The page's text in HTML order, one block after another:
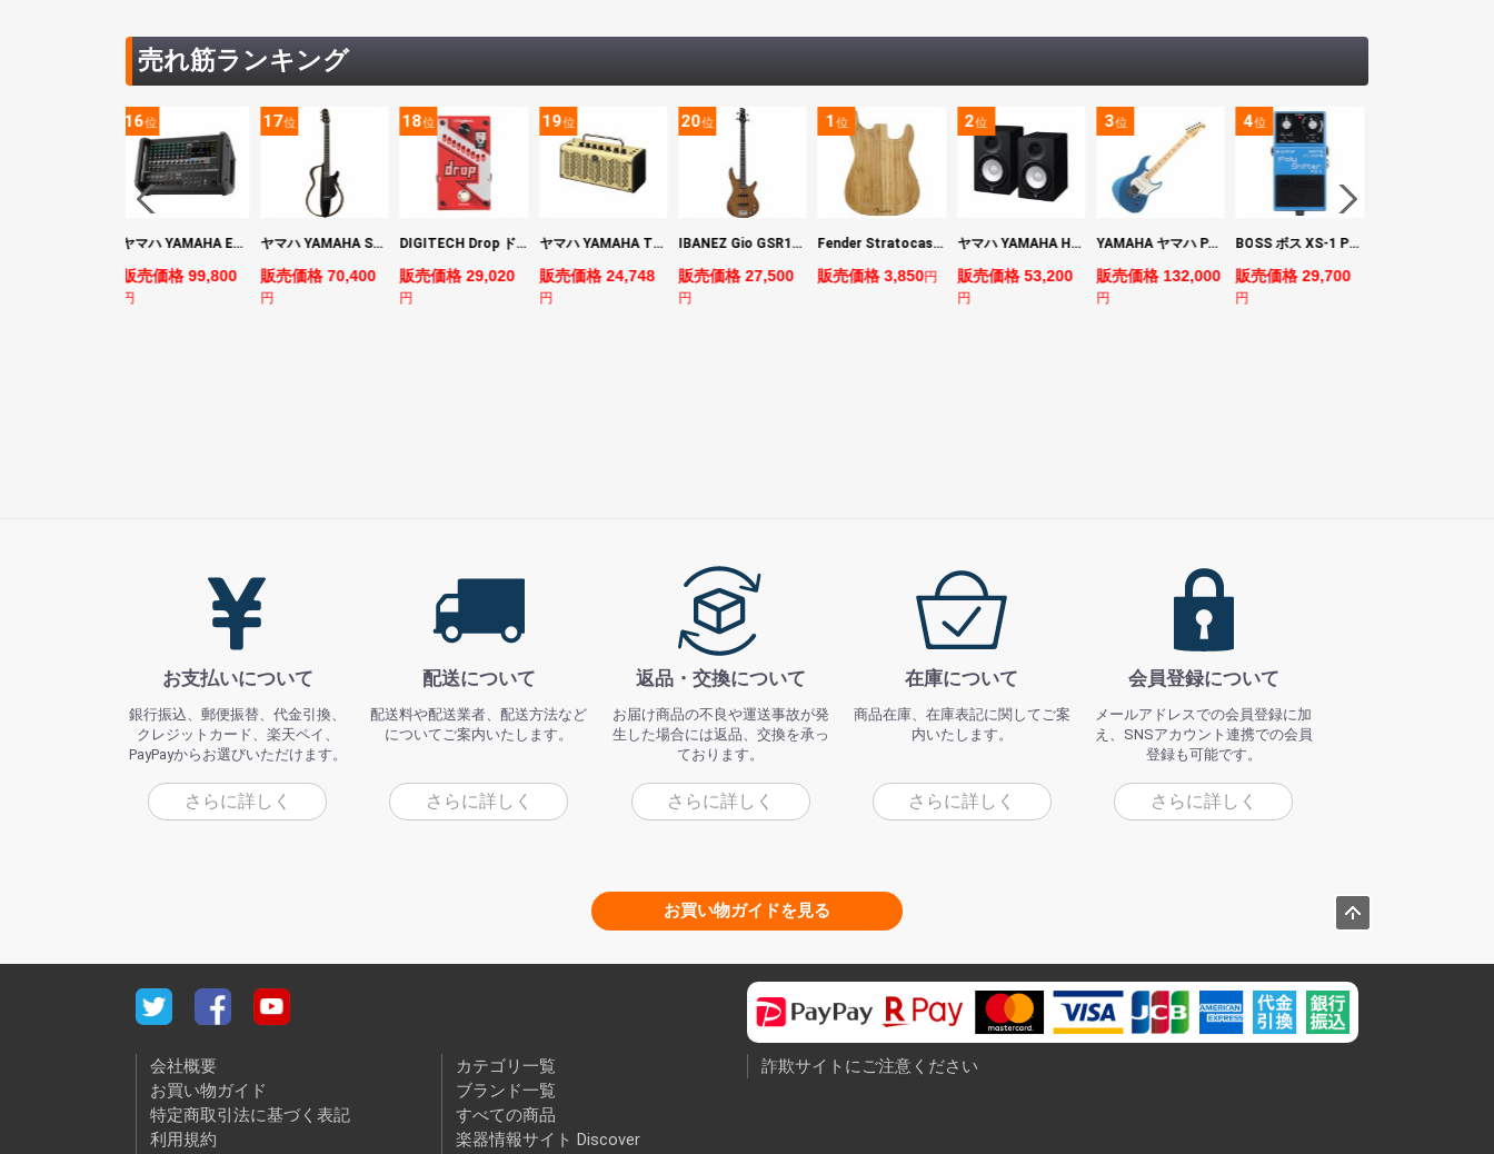
売れ筋ランキング
16位
ヤマハ YAMAHA EMX7 12ch パワードミキサー
販売価格 99,800
円
17位
ヤマハ YAMAHA SLG200S TBL サイレントギター
販売価格 70,400
円
18位
DIGITECH Drop ドロップ・リチューニング・エフェクト
販売価格 29,020
円
19位
ヤマハ YAMAHA THR5 コンパクトギターアンプ 小型アンプ
販売価格 24,748
円
20位
IBANEZ Gio GSR180-LBF エレキベース
販売価格 27,500
円
1位
Fender Stratocaster Cutting Board カッティングボード（まな板）
販売価格 3,850円
2位
ヤマハ YAMAHA HS7 パワードスタジオモニタースピーカー×2本
販売価格 53,200
円
3位
YAMAHA ヤマハ PACS+12M SB Pacifica Standard Plus パシフィカスタンダードプラス エレキギター
販売価格 132,000
円
4位
BOSS ボス XS-1 Poly Shifter ギターエフェクター ピッチシフター
販売価格 29,700
円
お支払いについて
銀行振込、郵便振替、代金引換、
クレジットカード、楽天ペイ、
PayPayからお選びいただけます。
さらに詳しく
配送について
配送料や配送業者、配送方法など
についてご案内いたします。
さらに詳しく
返品・交換について
お届け商品の不良や運送事故が発
生した場合には返品、交換を承っ
ております。
さらに詳しく
在庫について
商品在庫、在庫表記に関してご案
内いたします。
さらに詳しく
会員登録について
メールアドレスでの会員登録に加
え、SNSアカウント連携での会員
登録も可能です。
さらに詳しく
お買い物ガイドを見る
会社概要
お買い物ガイド
特定商取引法に基づく表記
利用規約
カテゴリ一覧
ブランド一覧
すべての商品
楽器情報サイト Discover
詐欺サイトにご注意ください